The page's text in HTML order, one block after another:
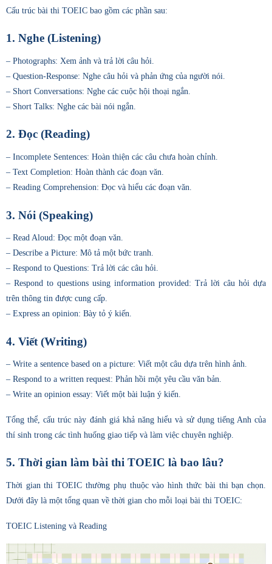
Cấu trúc bài thi TOEIC bao gồm các phần sau:
1. Nghe (Listening)
– Photographs: Xem ảnh và trả lời câu hỏi.
– Question-Response: Nghe câu hỏi và phản ứng của người nói.
– Short Conversations: Nghe các cuộc hội thoại ngắn.
– Short Talks: Nghe các bài nói ngắn.
2. Đọc (Reading)
– Incomplete Sentences: Hoàn thiện các câu chưa hoàn chỉnh.
– Text Completion: Hoàn thành các đoạn văn.
– Reading Comprehension: Đọc và hiểu các đoạn văn.
3. Nói (Speaking)
– Read Aloud: Đọc một đoạn văn.
– Describe a Picture: Mô tả một bức tranh.
– Respond to Questions: Trả lời các câu hỏi.
– Respond to questions using information provided: Trả lời câu hỏi dựa
trên thông tin được cung cấp.
– Express an opinion: Bày tỏ ý kiến.
4. Viết (Writing)
– Write a sentence based on a picture: Viết một câu dựa trên hình ảnh.
– Respond to a written request: Phản hồi một yêu cầu văn bản.
– Write an opinion essay: Viết một bài luận ý kiến.
Tổng thể, cấu trúc này đánh giá khả năng hiểu và sử dụng tiếng Anh của
thí sinh trong các tình huống giao tiếp và làm việc chuyên nghiệp.
5. Thời gian làm bài thi TOEIC là bao lâu?
Thời gian thi TOEIC thường phụ thuộc vào hình thức bài thi bạn chọn.
Dưới đây là một tổng quan về thời gian cho mỗi loại bài thi TOEIC:
TOEIC Listening và Reading